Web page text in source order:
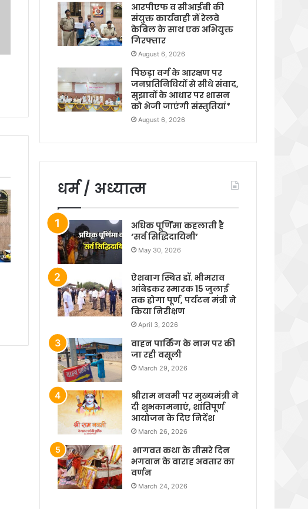
आरपीएफ व सीआईबी की
संयुक्त कार्यवाही में रेलवे
केबिल के साथ एक अभियुक्त
गिरफ्तार
August 6, 2026
पिछड़ा वर्ग के आरक्षण पर
जनप्रतिनिधियों से सीधे संवाद,
सुझावों के आधार पर शासन
को भेजी जाएंगी संस्तुतियां*
August 6, 2026
धर्म / अध्यात्म
अधिक पूर्णिमा कहलाती है
‘सर्व सिद्धिदायिनी’
May 30, 2026
ऐशबाग स्थित डॉ. भीमराव
आंबेडकर स्मारक 15 जुलाई
तक होगा पूर्ण, पर्यटन मंत्री ने
किया निरीक्षण
April 3, 2026
वाहन पार्किंग के नाम पर की
जा रही वसूली
March 29, 2026
श्रीराम नवमी पर मुख्यमंत्री ने
दी शुभकामनाएं, शांतिपूर्ण
आयोजन के दिए निर्देश
March 26, 2026
भागवत कथा के तीसरे दिन
भगवान के वाराह अवतार का
वर्णन
March 24, 2026